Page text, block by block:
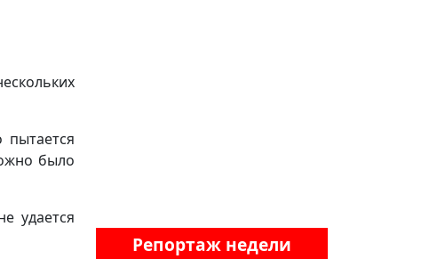
было
удается
Репортаж недели